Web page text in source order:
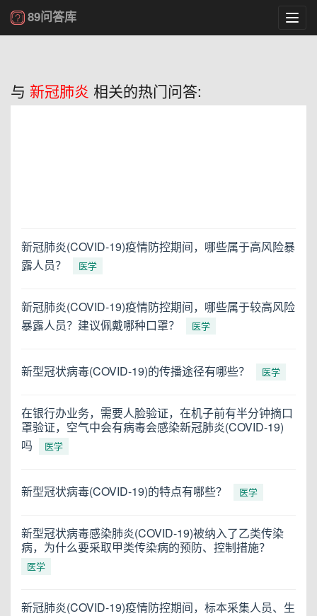
89问答库
与 新冠肺炎 相关的热门问答:
新冠肺炎(COVID-19)疫情防控期间，哪些属于高风险暴
露人员？
医学
新冠肺炎(COVID-19)疫情防控期间，哪些属于较高风险
暴露人员？建议佩戴哪种口罩？
医学
新型冠状病毒(COVID-19)的传播途径有哪些？ 医学
在银行办业务，需要人脸验证，在机子前有半分钟摘口
罩验证，空气中会有病毒会感染新冠肺炎(COVID-19)
吗
医学
新型冠状病毒(COVID-19)的特点有哪些？ 医学
新型冠状病毒感染肺炎(COVID-19)被纳入了乙类传染
病，为什么要采取甲类传染病的预防、控制措施？
医学
新冠肺炎(COVID-19)疫情防控期间，标本采集人员、生